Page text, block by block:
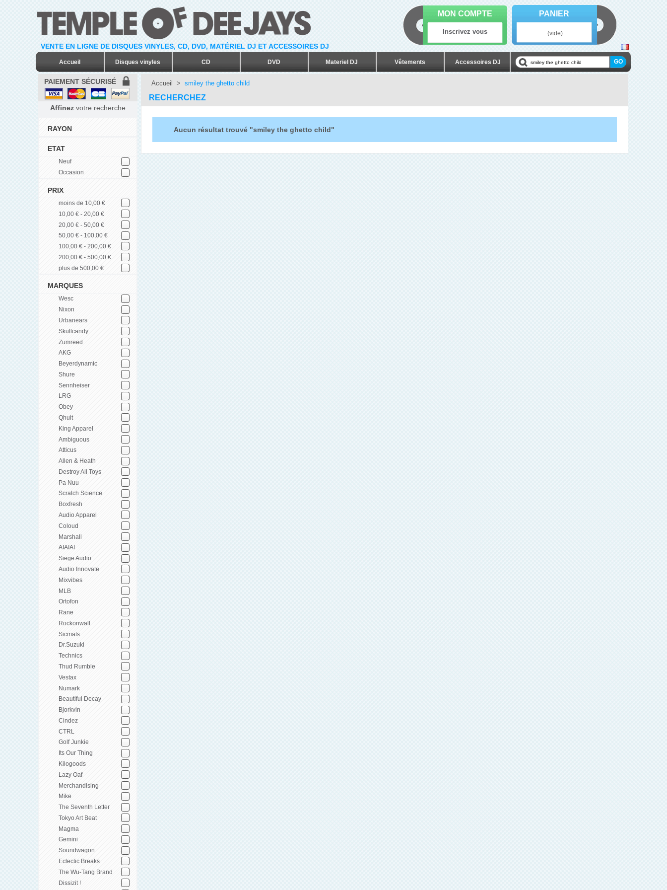
VENTE EN LIGNE DE DISQUES VINYLES, CD, DVD, MATÉRIEL DJ ET ACCESSOIRES DJ
Accueil Disques vinyles CD DVD Materiel DJ Vêtements Accessoires DJ
MON COMPTE
Inscrivez vous
PANIER
(vide)
PAIEMENT SÉCURISÉ
Affinez votre recherche
RAYON
ETAT
Neuf
Occasion
PRIX
moins de 10,00 €
10,00 € - 20,00 €
20,00 € - 50,00 €
50,00 € - 100,00 €
100,00 € - 200,00 €
200,00 € - 500,00 €
plus de 500,00 €
MARQUES
Wesc
Nixon
Urbanears
Skullcandy
Zumreed
AKG
Beyerdynamic
Shure
Sennheiser
LRG
Obey
Qhuit
King Apparel
Ambiguous
Atticus
Allen & Heath
Destroy All Toys
Pa Nuu
Scratch Science
Boxfresh
Audio Apparel
Coloud
Marshall
AIAIAI
Siege Audio
Audio Innovate
Mixvibes
MLB
Ortofon
Rane
Rockonwall
Sicmats
Dr.Suzuki
Technics
Thud Rumble
Vestax
Numark
Beautiful Decay
Bjorkvin
Cindez
CTRL
Golf Junkie
Its Our Thing
Kilogoods
Lazy Oaf
Merchandising
Mike
The Seventh Letter
Tokyo Art Beat
Magma
Gemini
Soundwagon
Eclectic Breaks
The Wu-Tang Brand
Dissizit !
Accueil > smiley the ghetto child
RECHERCHEZ
Aucun résultat trouvé "smiley the ghetto child"